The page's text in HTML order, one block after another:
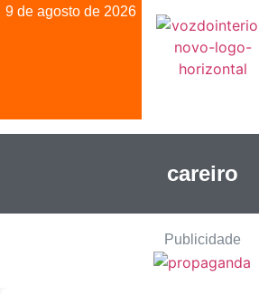
9 de agosto de 2026
careiro
Publicidade